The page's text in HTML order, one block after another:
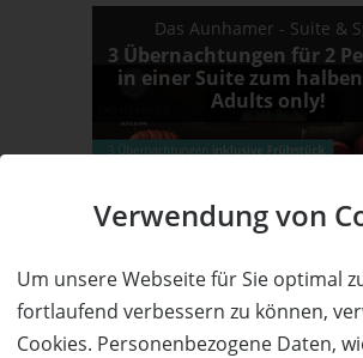
Verwendung von
Um unsere Webseite für Sie optimal
fortlaufend verbessern zu können,
Cookies. Personenbezogene Daten,
Das Aunhamer - Suite &
3 Übernachtungen für 2
in einer Suite zum
Adults only!
68%
WEITERE DETAILS JETZT
Wert:
592,- €
Preis:
190,- €
Verfügbar:
6